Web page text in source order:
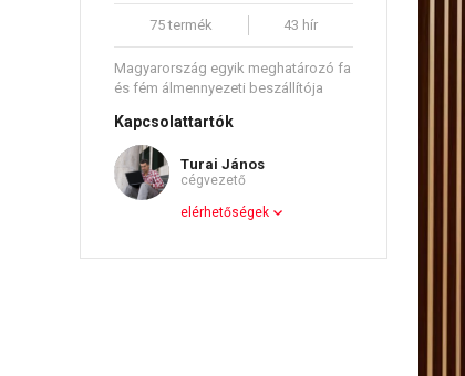
75 termék 43 hír
Magyarország egyik meghatározó fa
és fém álmennyezeti beszállítója
Kapcsolattartók
Turai János
cégvezető
elérhetőségek